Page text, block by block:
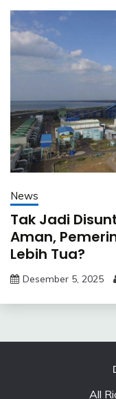
News
Tak Jadi
Aman,
Lebih Tua?
Desember 5, 2025
All